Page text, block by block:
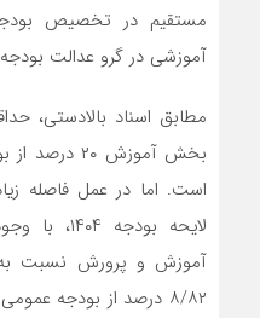
مستقیم در تخصیص
آموزشی در گرو عدالت
مطابق اسناد بالادستی،
بخش آموزش
است. اما در عمل فاصله
آموزش‌ و پرورش نسبت به
۸/۸۲ درصد از بودجه